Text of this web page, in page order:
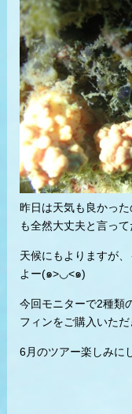
昨日は天気も良かっ
も全然大丈夫と言って
天候にもよりますが
よー(๑>◡<๑)
今回モニターで2種類
フィンをご購入いただ
6月のツアー楽しみに